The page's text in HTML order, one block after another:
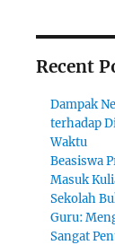
Recent
Dampak
terhadap
Waktu
Beasiswa
Masuk
Sekolah
Guru:
Sangat